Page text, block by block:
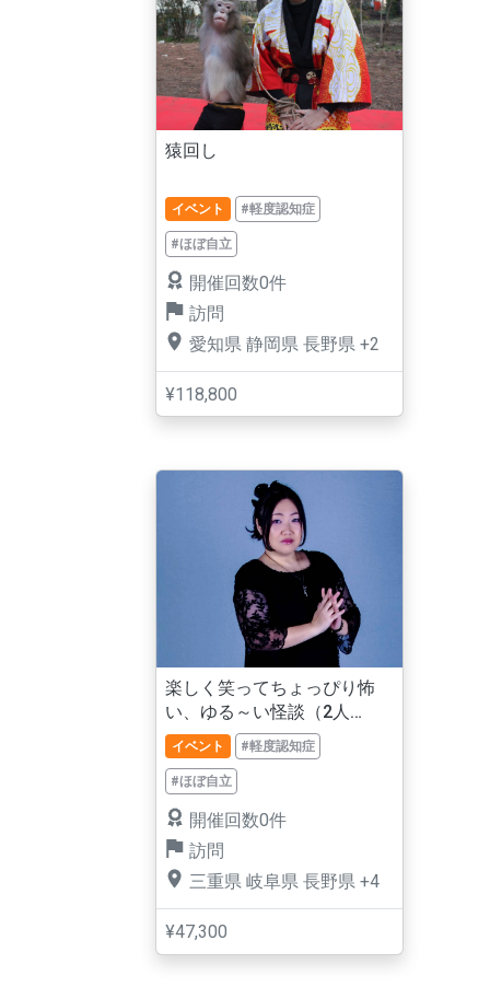
猿回し
イベント #軽度認知症
#ほぼ自立
開催回数0件
訪問
愛知県 静岡県 長野県 +2
¥118,800
楽しく笑ってちょっぴり怖
い、ゆる～い怪談（2人
ver.）
イベント #軽度認知症
#ほぼ自立
開催回数0件
訪問
三重県 岐阜県 長野県 +4
¥47,300